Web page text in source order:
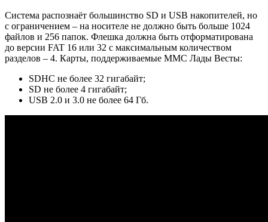
Система распознаёт большинство SD и USB накопителей, но
с ограничением – на носителе не должно быть больше 1024
файлов и 256 папок. Флешка должна быть отформатирована
до версии FAT 16 или 32 с максимальным количеством
разделов – 4. Карты, поддерживаемые ММС Лады Весты:
SDHC не более 32 гигабайт;
SD не более 4 гигабайт;
USB 2.0 и 3.0 не более 64 Гб.